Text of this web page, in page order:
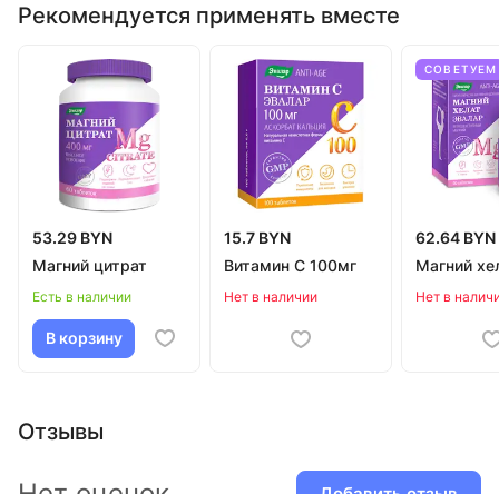
Рекомендуется применять вместе
53.29 BYN
Магний цитрат
Есть в наличии
В корзину
15.7 BYN
Витамин С 100мг
Нет в наличии
СОВЕТУЕМ
62.64 BYN
Магний
Нет в
Отзывы